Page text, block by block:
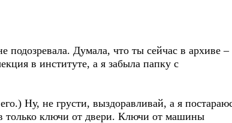
Думала, что ты сейчас в архиве –
в институте, а я забыла папку с
Ну, не грусти, выздоравливай, а я
только ключи от двери. Ключи от машины